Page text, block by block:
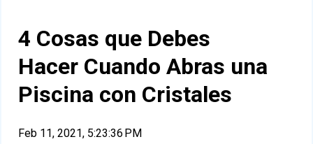
4 Cosas que Debes
Hacer Cuando Abras una
Piscina con Cristales
Feb 11, 2021, 5:23:36 PM